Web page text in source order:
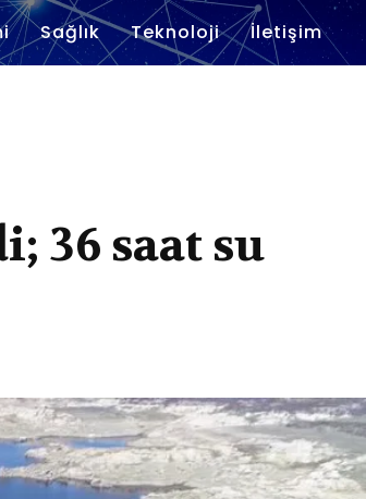
Sağlık Teknoloji İletişim
36 saat su